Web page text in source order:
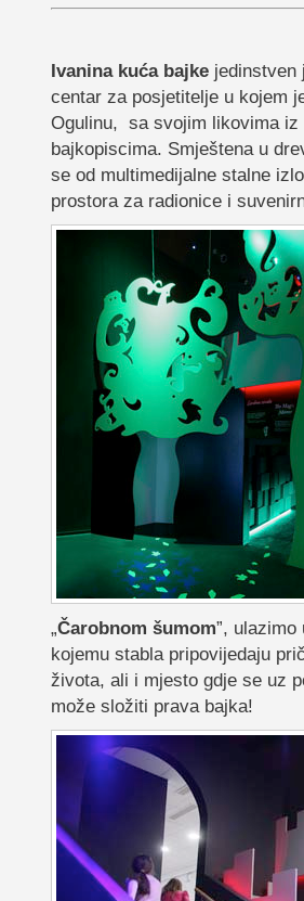
Ivanina kuća bajke jedinstven
centar za posjetitelje u kojem
Ogulinu, sa svojim likovima
bajkopiscima. Smještena u
se od multimedijalne stalne
prostora za radionice i
„Čarobnom šumom”,
kojemu stabla pripovijedaju
života, ali i mjesto gdje se uz
može složiti prava bajka!